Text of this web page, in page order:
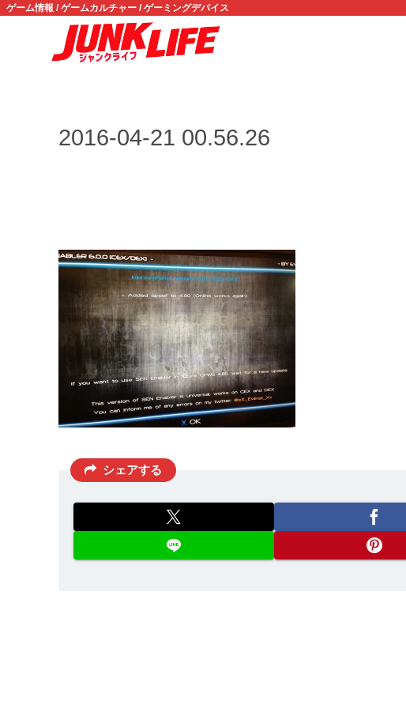
ゲーム情報 / ゲームカルチャー / ゲーミングデバイス
2016-04-21 00.56.26
シェアする